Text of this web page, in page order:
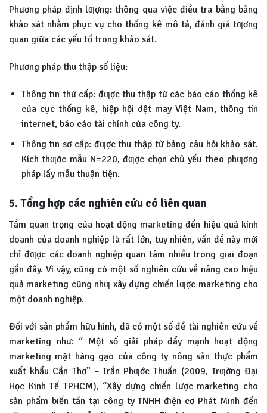
Phương pháp định lƣợng: thông qua việc điều tra bằng bảng
khảo sát nhằm phục vụ cho thống kê mô tả, đánh giá tƣơng
quan giữa các yếu tố trong khảo sát.
Phương pháp thu thập số liệu:
Thông tin thứ cấp: đƣợc thu thập từ các báo cáo thống kê
của cục thống kê, hiệp hội dệt may Việt Nam, thông tin
internet, báo cáo tài chính của công ty.
Thông tin sơ cấp: đƣợc thu thập từ bảng câu hỏi khảo sát.
Kích thƣớc mẫu N=220, đƣợc chọn chủ yếu theo phƣơng
pháp lấy mẫu thuận tiện.
5. Tổng hợp các nghiên cứu có liên quan
Tầm quan trọng của hoạt động marketing đến hiệu quả kinh
doanh của doanh nghiệp là rất lớn, tuy nhiên, vấn đề này mới
chỉ đƣợc các doanh nghiệp quan tâm nhiều trong giai đoạn
gần đây. Vì vậy, cũng có một số nghiên cứu về nâng cao hiệu
quả marketing cũng nhƣ xây dựng chiến lƣợc marketing cho
một doanh nghiệp.
Đối với sản phẩm hữu hình, đã có một số đề tài nghiên cứu về
marketing như: “ Một số giải pháp đẩy mạnh hoạt động
marketing mặt hàng gạo của công ty nông sản thực phẩm
xuất khẩu Cần Thơ” – Trần Phƣớc Thuấn (2009, Trƣờng Đại
Học Kinh Tế TPHCM), “Xây dựng chiến lược marketing cho
sản phẩm biến tần tại công ty TNHH điện cơ Phát Minh đến